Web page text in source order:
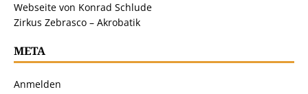
Webseite von Konrad Schlude
Zirkus Zebrasco – Akrobatik
META
Anmelden